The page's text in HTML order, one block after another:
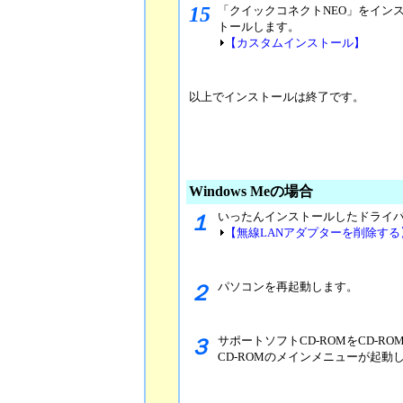
15
「クイックコネクトNEO」をイ
トールします。
【カスタムインストール】
以上でインストールは終了です。
Windows Meの場合
１
いったんインストールしたドライ
【無線LANアダプターを削除す
２ パソコンを再起動します。
３
サポートソフトCD-ROMをCD-
CD-ROMのメインメニューが起動